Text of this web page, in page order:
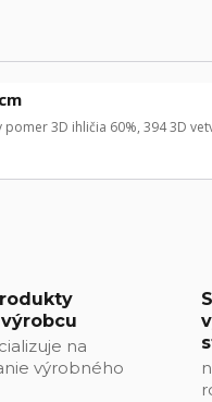
3D ihličia 60%, 394 3D
na
výrobného